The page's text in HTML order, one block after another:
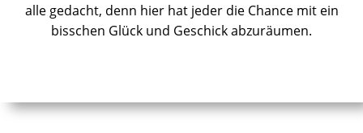
alle gedacht, denn hier hat jeder die Chance mit ein
bisschen Glück und Geschick abzuräumen.